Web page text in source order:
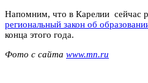
Напомним, что в Карелии сейчас
региональный закон об
конца этого года.
Фото с сайта www.mn.ru